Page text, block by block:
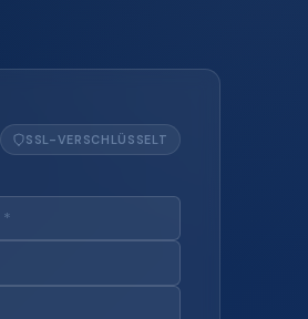
SSL-VERSCHLÜSSELT